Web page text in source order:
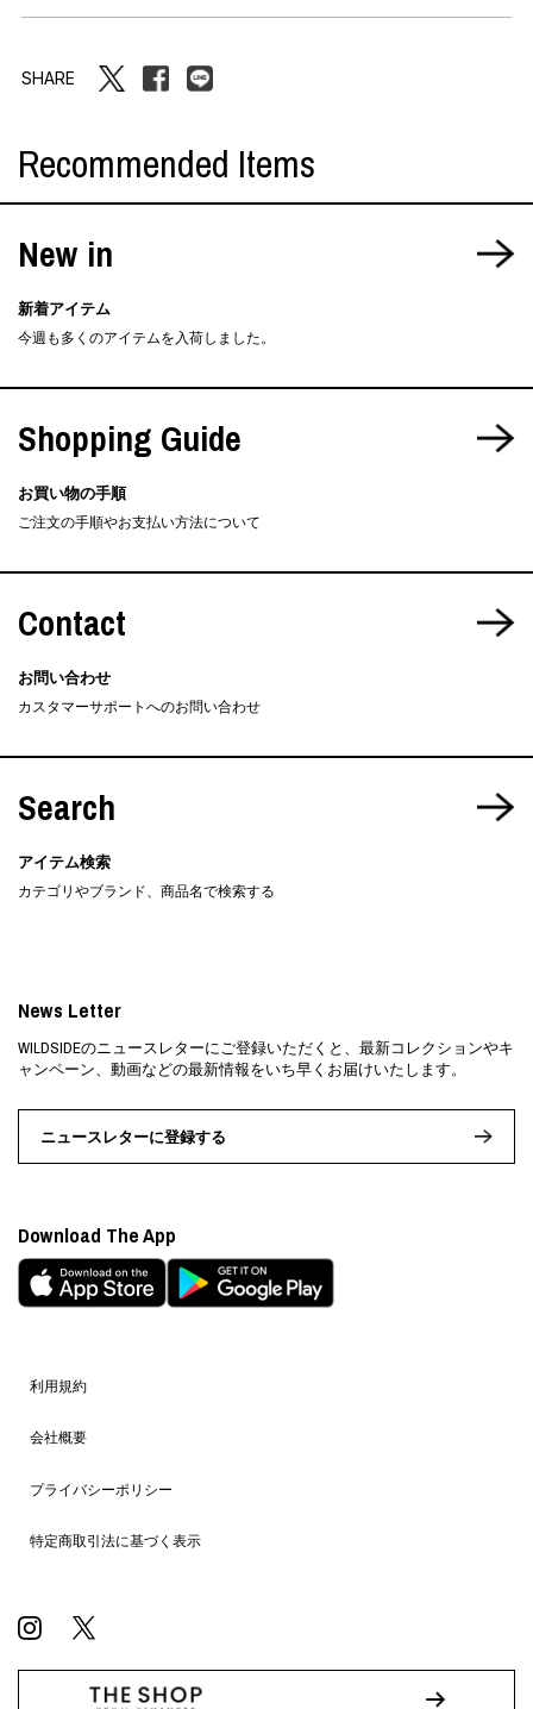
SHARE
Recommended Items
New in
新着アイテム
今週も多くのアイテムを入荷しました。
Shopping Guide
お買い物の手順
ご注文の手順やお支払い方法について
Contact
お問い合わせ
カスタマーサポートへのお問い合わせ
Search
アイテム検索
カテゴリやブランド、商品名で検索する
利用規約
会社概要
プライバシーポリシー
特定商取引法に基づく表示
News Letter
WILDSIDEのニュースレターにご登録いただくと、最新コレクションやキ
ャンペーン、動画などの最新情報をいち早くお届けいたします。
ニュースレターに登録する
Download The App